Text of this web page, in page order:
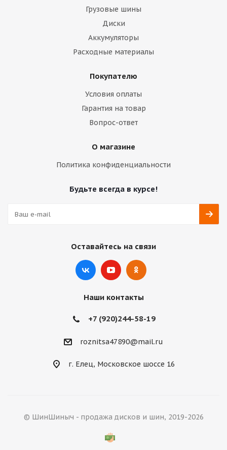
Грузовые шины
Диски
Аккумуляторы
Расходные материалы
Покупателю
Условия оплаты
Гарантия на товар
Вопрос-ответ
О магазине
Политика конфиденциальности
Будьте всегда в курсе!
Оставайтесь на связи
Наши контакты
+7 (920)244-58-19
roznitsa47890@mail.ru
г. Елец, Московское шоссе 16
© ШинШиныч - продажа дисков и шин, 2019-2026